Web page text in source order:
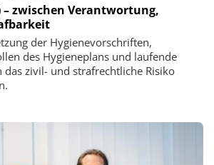
– zwischen Verantwortung,
der Hygienevorschriften,
des Hygieneplans und laufende
zivil- und strafrechtliche Risiko